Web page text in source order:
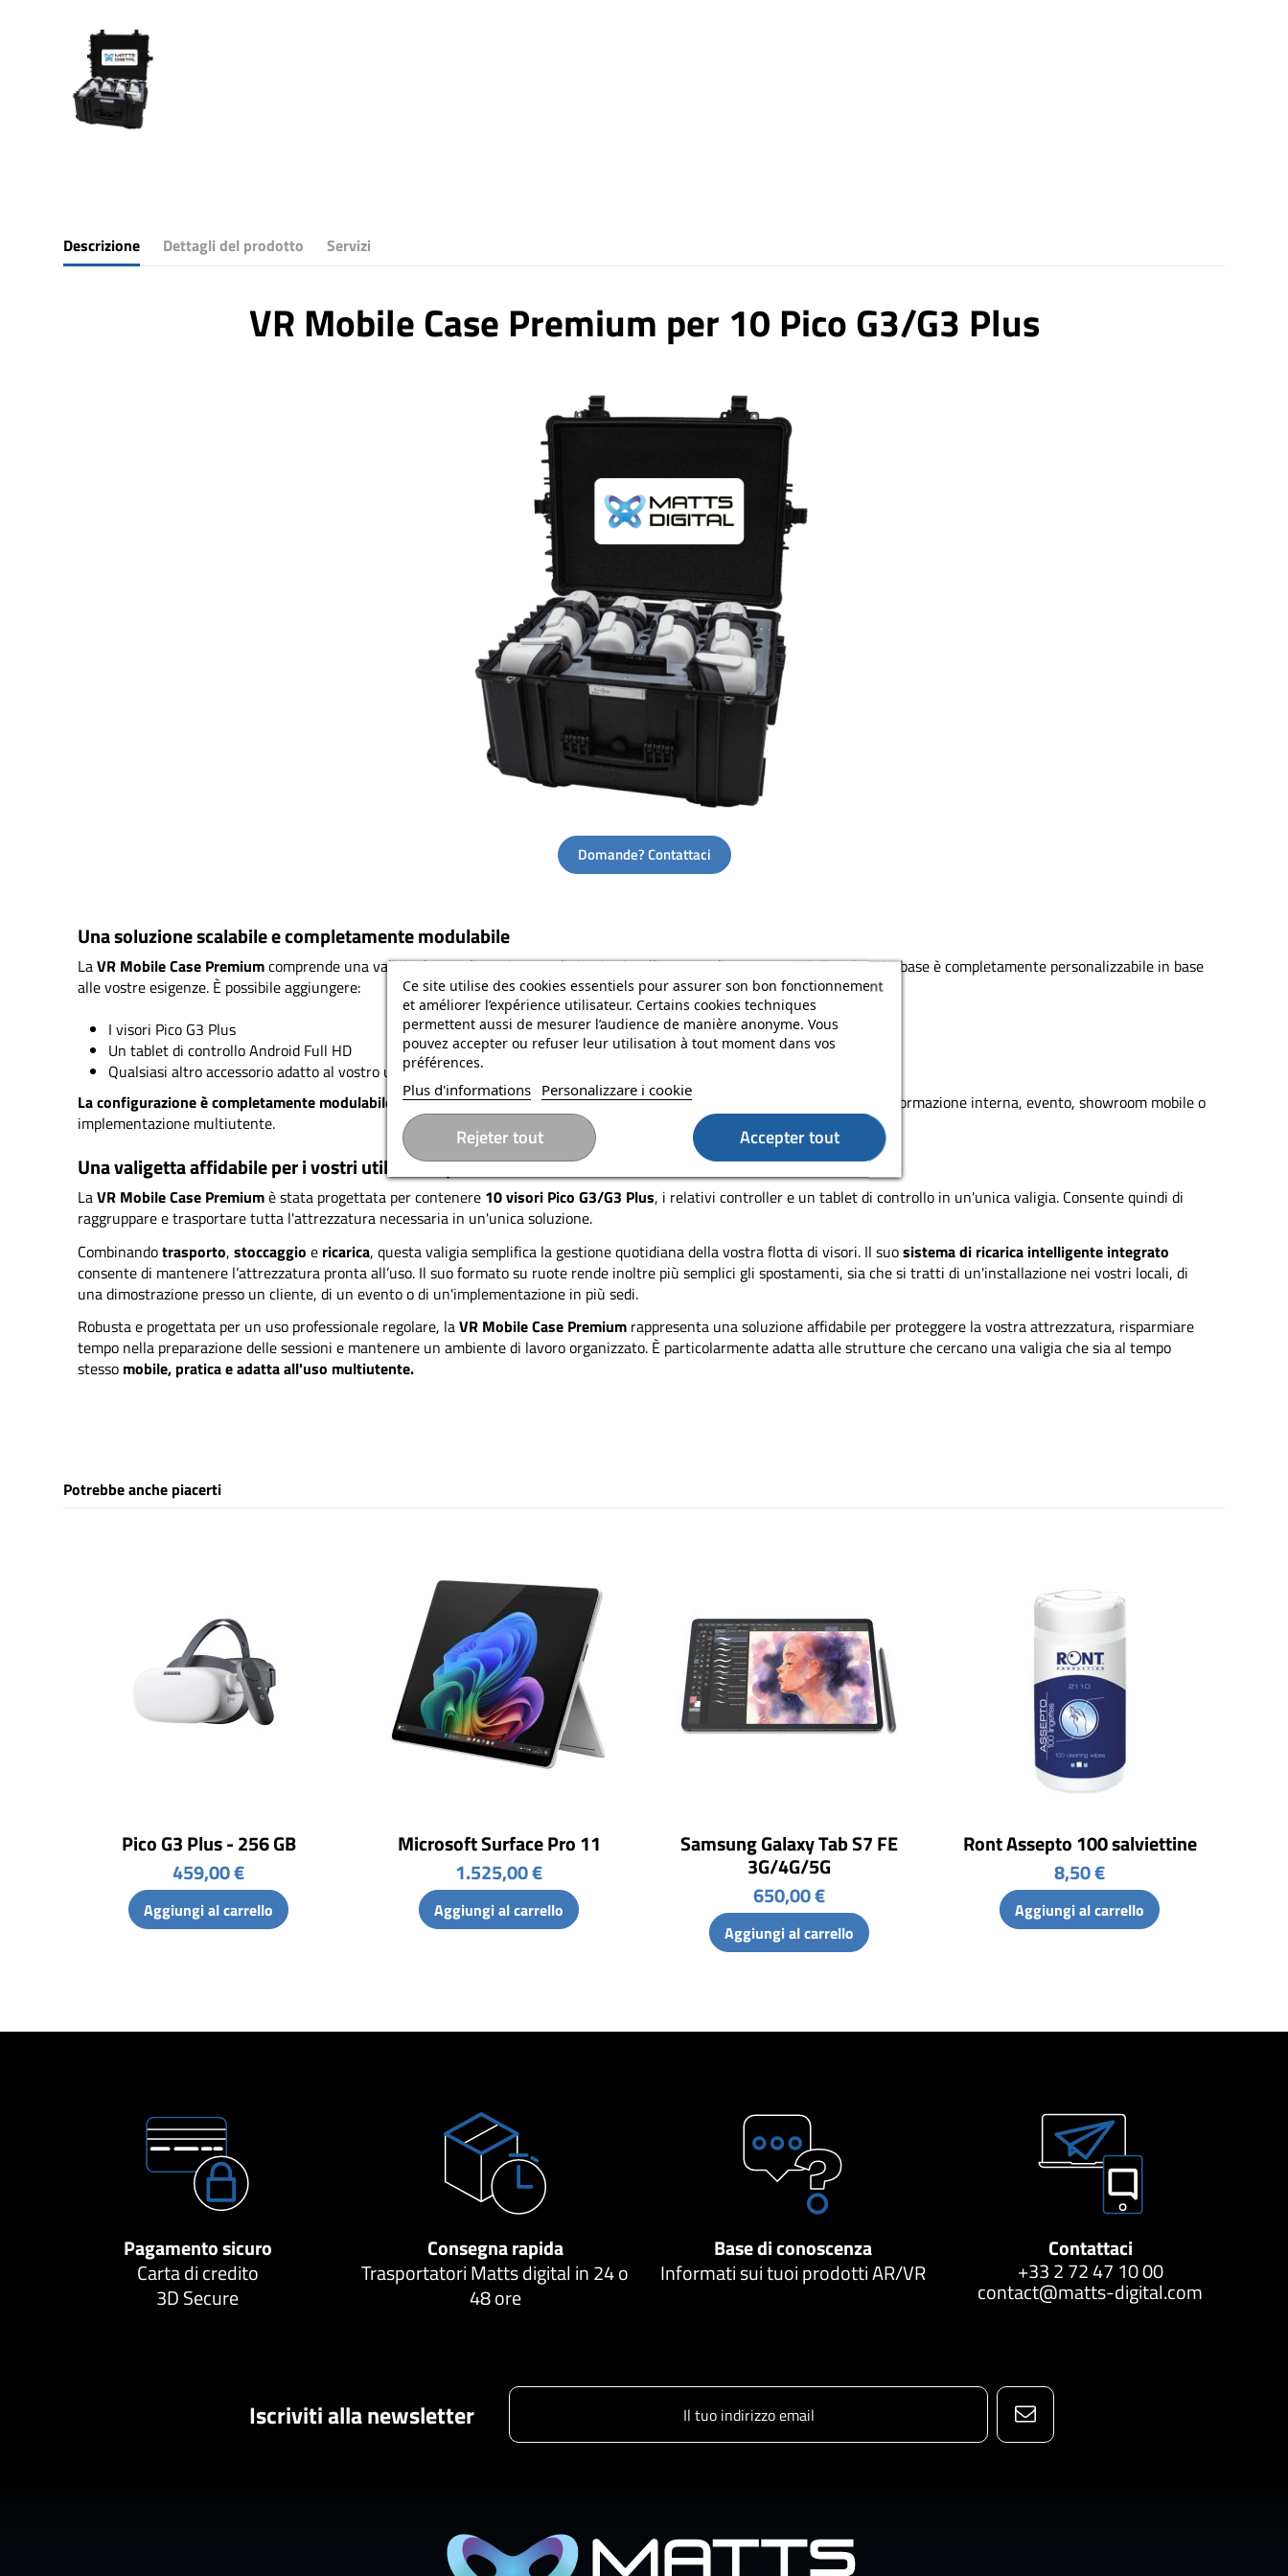
Ce site utilise des cookies essentiels pour assurer son bon fonctionnement
et améliorer l’expérience utilisateur. Certains cookies techniques
permettent aussi de mesurer l’audience de manière anonyme. Vous
pouvez accepter ou refuser leur utilisation à tout moment dans vos
préférences.
Plus d'informations Personalizzare i cookie
Rejeter tout Accepter tout
Descrizione Dettagli del prodotto Servizi
VR Mobile Case Premium per 10 Pico G3/G3 Plus
Domande? Contattaci
Una soluzione scalabile e completamente modulabile
LaVR Mobile Case Premiumcomprende una valigia dotata di un sistema di ricarica intelligente e di un router Wi-Fi 6. Questa base è completamente personalizzabile in base
alle vostre esigenze. È possibile aggiungere:
I visori Pico G3 Plus
Un tablet di controllo Android Full HD
Qualsiasi altro accessorio adatto al vostro uso professionale
La configurazione è completamente modulabile.
Componi la tua valigetta in base al tuo utilizzo: dimostrazione commerciale, formazione interna, evento, showroom mobile o
implementazione multiutente.
Una valigetta affidabile per i vostri utilizzi VR professionali
LaVR Mobile Case Premiumè stata progettata per contenere 10 visori Pico G3/G3 Plus, i relativi controller e un tablet di controllo in un'unica valigia. Consente quindi di
raggruppare e trasportare tutta l'attrezzatura necessaria in un'unica soluzione.
Combinandotrasporto, stoccaggio e ricarica, questa valigia semplifica la gestione quotidiana della vostra flotta di visori. Il suosistema di ricarica intelligente integrato
consente di mantenere l’attrezzatura pronta all’uso. Il suo formato su ruote rende inoltre più semplici gli spostamenti, sia che si tratti di un'installazione nei vostri locali, di
una dimostrazione presso un cliente, di un evento o di un'implementazione in più sedi.
Robusta e progettata per un uso professionale regolare, laVR Mobile Case Premium rappresenta una soluzione affidabile per proteggere la vostra attrezzatura, risparmiare
tempo nella preparazione delle sessioni e mantenere un ambiente di lavoro organizzato. È particolarmente adatta alle strutture che cercano una valigia che sia al tempo
stesso mobile, pratica e adatta all'uso multiutente.
Potrebbe anche piacerti
Pico G3 Plus - 256 GB
459,00 €
Aggiungi al carrello
Microsoft Surface Pro 11
1.525,00 €
Aggiungi al carrello
Samsung Galaxy Tab S7 FE
3G/4G/5G
650,00 €
Aggiungi al carrello
Ront Assepto 100 salviettine
8,50 €
Aggiungi al carrello
Pagamento sicuro
Carta di credito
3D Secure
Consegna rapida
Trasportatori Matts digital in 24 o
48 ore
Base di conoscenza
Informati sui tuoi prodotti AR/VR
Contattaci
+33 2 72 47 10 00
contact@matts-digital.com
Iscriviti alla newsletter